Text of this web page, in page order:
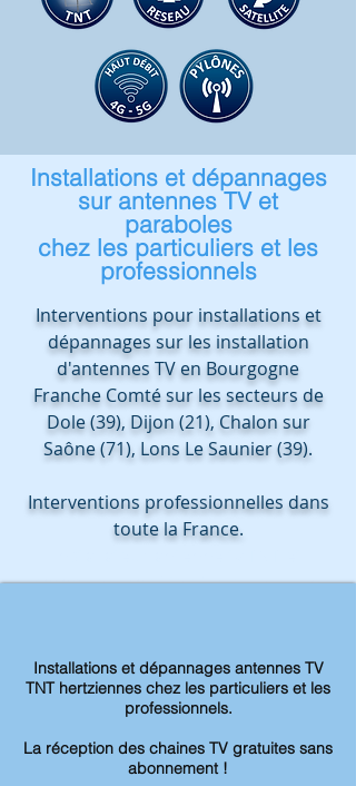
Installations et dépannages
sur antennes TV et
paraboles
chez les particuliers et les
professionnels
Interventions pour installations et
dépannages sur les installation
d'antennes TV en Bourgogne
Franche Comté sur les secteurs de
Dole (39), Dijon (21), Chalon sur
Saône (71), Lons Le Saunier (39).
Interventions professionnelles dans
toute la France.
parabole jura côte d'or, dole, dijon,
Installations et dépannages antennes TV
TNT hertziennes chez les particuliers et les
professionnels.
La réception des chaines TV gratuites sans
abonnement !